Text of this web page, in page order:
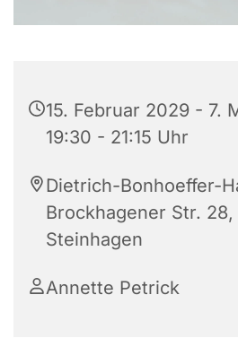
15. Februar 2029 - 7.
19:30 - 21:15 Uhr
Dietrich-Bonhoeffer-
Brockhagener Str.
Steinhagen
Annette Petrick